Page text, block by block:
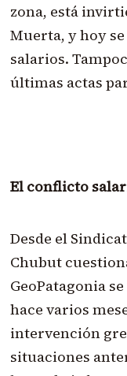
zona, está
Muerta, y hoy
salarios.
últimas actas
El conflicto
Desde el
Chubut
GeoPatagonia
hace varios
intervención
situaciones